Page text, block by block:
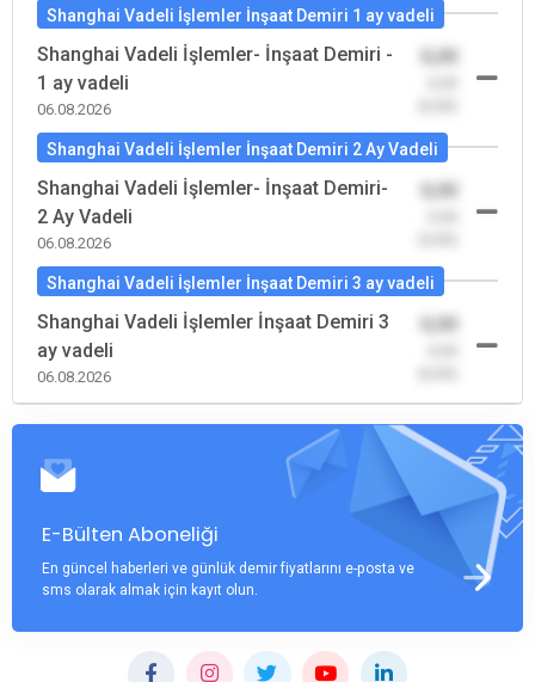
Shanghai Vadeli İşlemler İnşaat Demiri 1 ay vadeli
Shanghai Vadeli İşlemler- İnşaat Demiri -
1 ay vadeli
06.08.2026
0,00
Shanghai Vadeli İşlemler İnşaat Demiri 2 Ay Vadeli
Shanghai Vadeli İşlemler- İnşaat Demiri-
2 Ay Vadeli
06.08.2026
0,00
Shanghai Vadeli İşlemler İnşaat Demiri 3 ay vadeli
Shanghai Vadeli İşlemler İnşaat Demiri 3
ay vadeli
06.08.2026
0,00
E-Bülten Aboneliği
En güncel haberleri ve günlük demir fiyatlarını e-posta ve
sms olarak almak için kayıt olun.